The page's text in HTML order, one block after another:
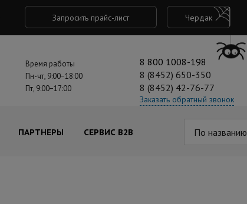
Запросить прайс-лист Чердак
Время работы
Пн-чт, 9:00−18:00
Пт, 9:00−17:00
8 800 1008-198
8 (8452) 650-350
8 (8452) 42-76-77
Заказать обратный звонок
ПАРТНЕРЫ СЕРВИС B2B По названию